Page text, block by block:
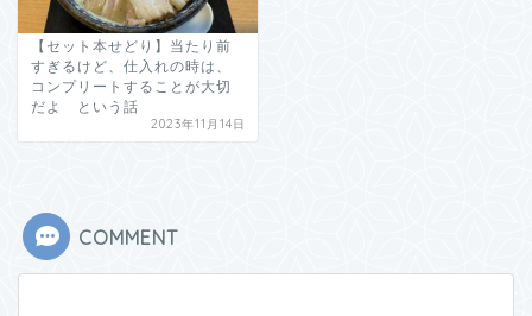
【セット本せどり】当たり前
すぎるけど、仕入れの時は、
コンプリートすることが大切
だよ という話
2023年11月14日
COMMENT